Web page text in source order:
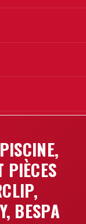
PIÈCES
BESPA